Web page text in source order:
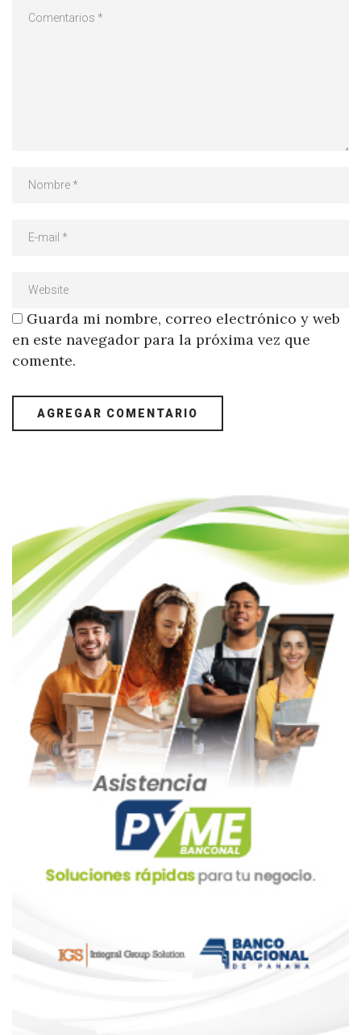
Guarda mi nombre, correo electrónico y web
en este navegador para la próxima vez que
comente.